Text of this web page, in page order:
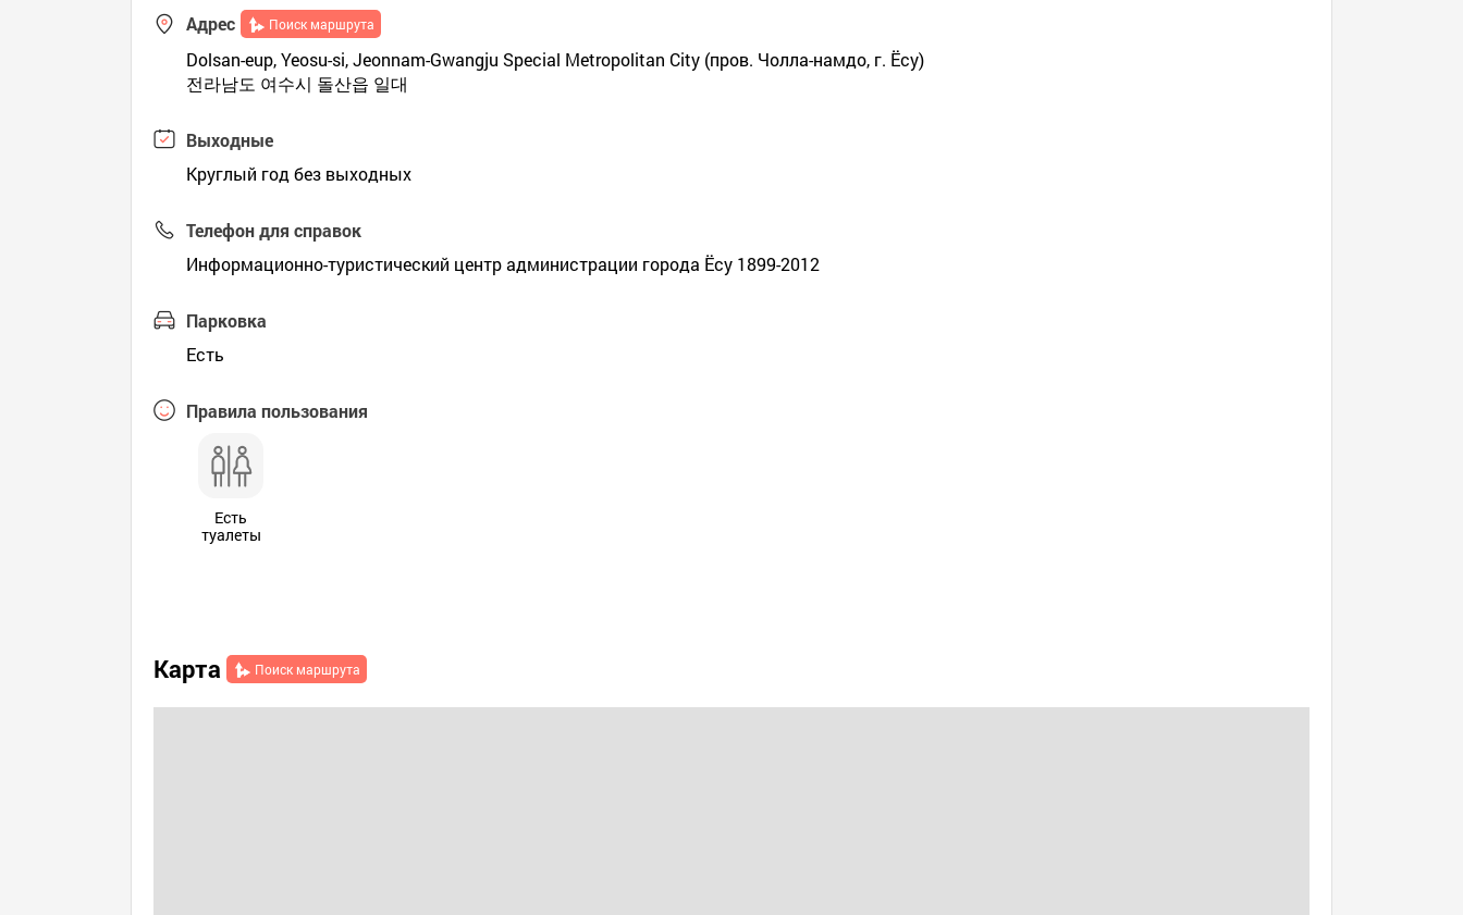
Адрес Поиск маршрута
Dolsan-eup, Yeosu-si, Jeonnam-Gwangju Special Metropolitan City (пров. Чолла-намдо, г. Ёсу)
전라남도 여수시 돌산읍 일대
Выходные
Круглый год без выходных
Телефон для справок
Информационно-туристический центр администрации города Ёсу 1899-2012
Парковка
Есть
Правила пользования
Есть
туалеты
Карта Поиск маршрута